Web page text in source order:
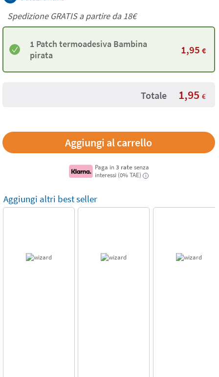
Spedizione GRATIS a partire da18€
1 Patch termoadesiva Bambina
pirata
1,95 €
Totale 1,95 €
Paga in 3 rate senza
interessi (0% TAE)
i
Aggiungi altri best seller